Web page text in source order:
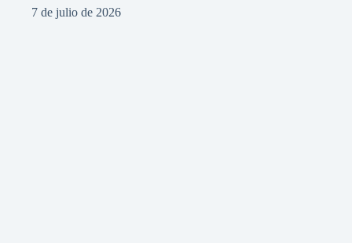
7 de julio de 2026